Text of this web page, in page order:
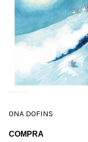
ONA DOFINS
COMPRA